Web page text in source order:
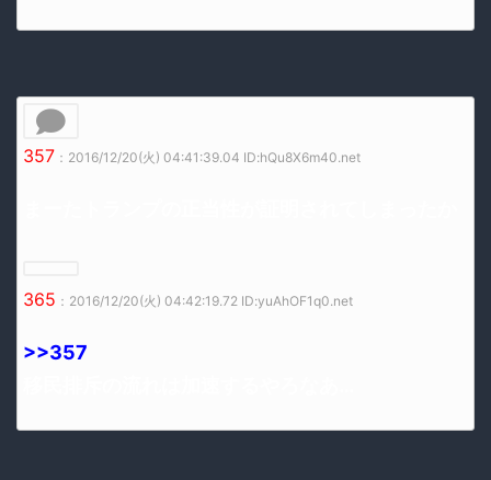
357 ：2016/12/20(火) 04:41:39.04 ID:hQu8X6m40.net
365 ：2016/12/20(火) 04:42:19.72 ID:yuAhOF1q0.net
>>357